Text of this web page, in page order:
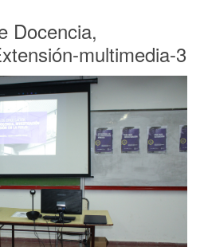
Docencia,
multimedia-3